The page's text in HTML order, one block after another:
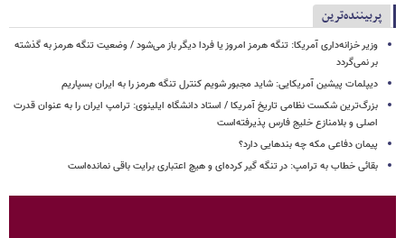
پربیننده‌ترین
وزیر خزانه‌داری آمریکا: تنگه هرمز امروز یا فردا دیگر باز می‌شود / وضعیت تنگه هرمز به گذشته
بر نمی‌گردد
دیپلمات پیشین آمریکایی: شاید مجبور شویم کنترل تنگه هرمز را به ایران بسپاریم
بزرگ‌ترین شکست نظامی تاریخ آمریکا / استاد دانشگاه ایلینوی: ترامپ ایران را به عنوان قدرت
اصلی و بلامنازع خلیج فارس پذیرفته‌است
پیمان دفاعی مکه چه بندهایی دارد؟
بقائی خطاب به ترامپ: در تنگه گیر کرده‌ای و هیچ اعتباری برایت باقی نمانده‌است